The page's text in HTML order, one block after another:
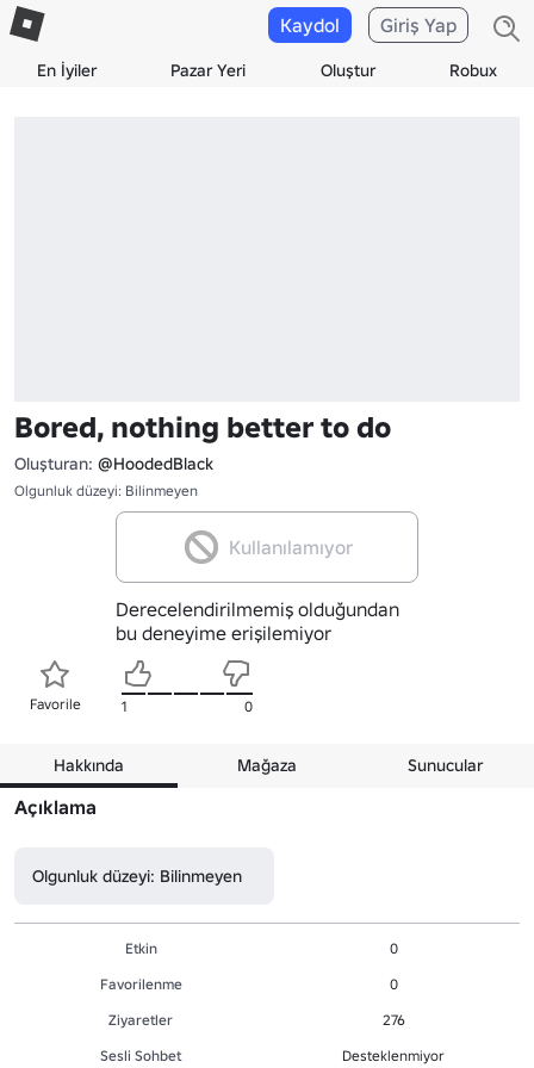
En İyiler Pazar Yeri Oluştur Robux
Kaydol Giriş Yap
Bored, nothing better to do
Oluşturan: @HoodedBlack
Olgunluk düzeyi: Bilinmeyen
Kullanılamıyor
Derecelendirilmemiş olduğundan
bu deneyime erişilemiyor
Favorile 1 0
Hakkında Mağaza Sunucular
Açıklama
Olgunluk düzeyi: Bilinmeyen
Etkin
0
Favorilenme
0
Ziyaretler
276
Sesli Sohbet
Desteklenmiyor